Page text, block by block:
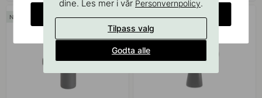
dine. Les mer i vår Personvernpolicy.
Tilpass valg
Godta alle